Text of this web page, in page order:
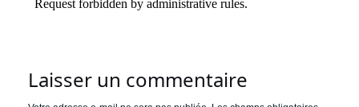
Laisser un commentaire